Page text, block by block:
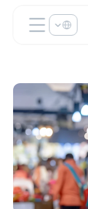
Select Language